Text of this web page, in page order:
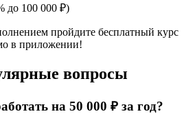
до 100 000 ₽)
пройдите бесплатный курс
в приложении!
вопросы
на 50 000 ₽ за год?